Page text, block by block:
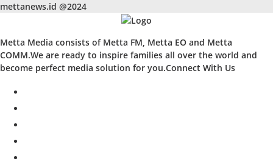
mettanews.id @2024
Metta Media consists of Metta FM, Metta EO and Metta
COMM.We are ready to inspire families all over the world and
become perfect media solution for you.Connect With Us